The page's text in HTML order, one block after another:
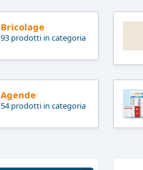
Bricolage
93 prodotti in categoria
Agende
54 prodotti in categoria